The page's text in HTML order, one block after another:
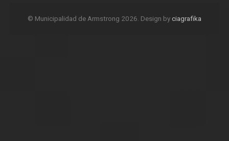
© Municipalidad de Armstrong 2026. Design byciagrafika